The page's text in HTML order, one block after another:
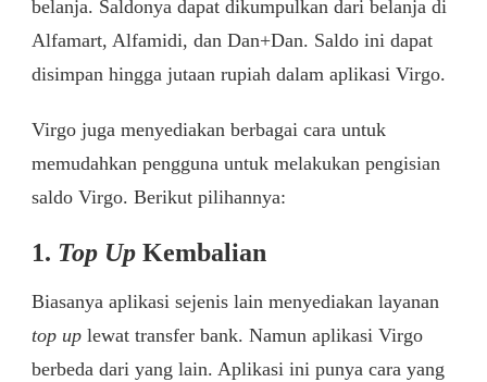
belanja. Saldonya dapat dikumpulkan dari belanja di
Alfamart, Alfamidi, dan Dan+Dan. Saldo ini dapat
disimpan hingga jutaan rupiah dalam aplikasi Virgo.
Virgo juga menyediakan berbagai cara untuk
memudahkan pengguna untuk melakukan pengisian
saldo Virgo. Berikut pilihannya:
1. Top Up Kembalian
Biasanya aplikasi sejenis lain menyediakan layanan
top up lewat transfer bank. Namun aplikasi Virgo
berbeda dari yang lain. Aplikasi ini punya cara yang